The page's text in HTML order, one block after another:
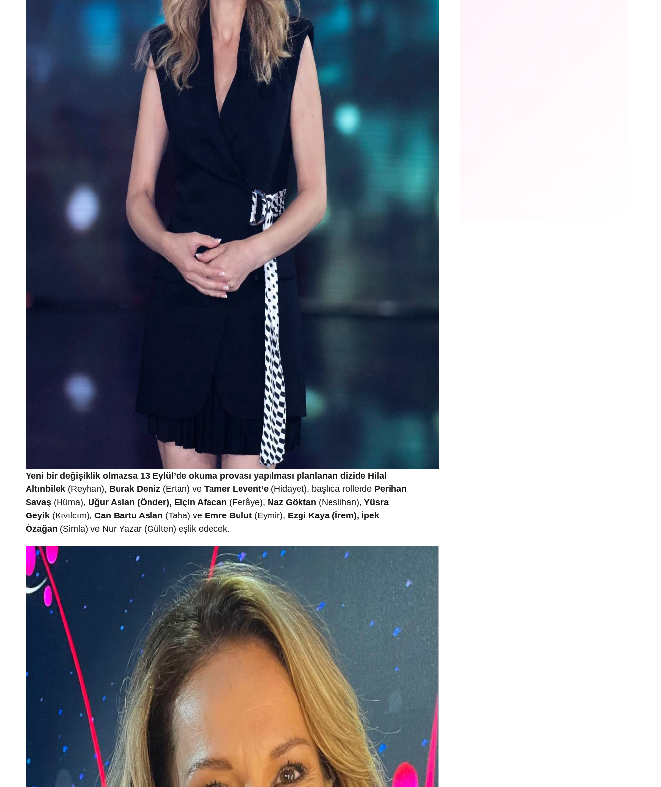
Yeni bir değişiklik olmazsa 13 Eylül’de okuma provası yapılması planlanan dizide Hilal
Altınbilek (Reyhan), Burak Deniz (Ertan) ve Tamer Levent’e (Hidayet), başlıca rollerde Perihan
Savaş (Hüma), Uğur Aslan (Önder), Elçin Afacan (Ferâye), Naz Göktan (Neslihan), Yüsra
Geyik (Kıvılcım), Can Bartu Aslan (Taha) ve Emre Bulut (Eymir), Ezgi Kaya (İrem), İpek
Özağan (Simla) ve Nur Yazar (Gülten) eşlik edecek.